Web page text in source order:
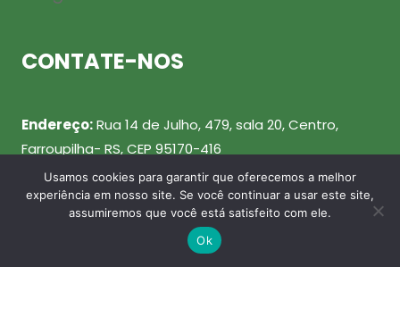
CONTATE-NOS
Endereço:Rua 14 de Julho, 479, sala 20, Centro,
Farroupilha- RS, CEP 95170-416
Telefone: (54) 99943-0461
julio@agenterecicla.com
REDES SOCIAIS
Usamos cookies para garantir que oferecemos a melhor
experiência em nosso site. Se você continuar a usar este site,
assumiremos que você está satisfeito com ele.
Ok